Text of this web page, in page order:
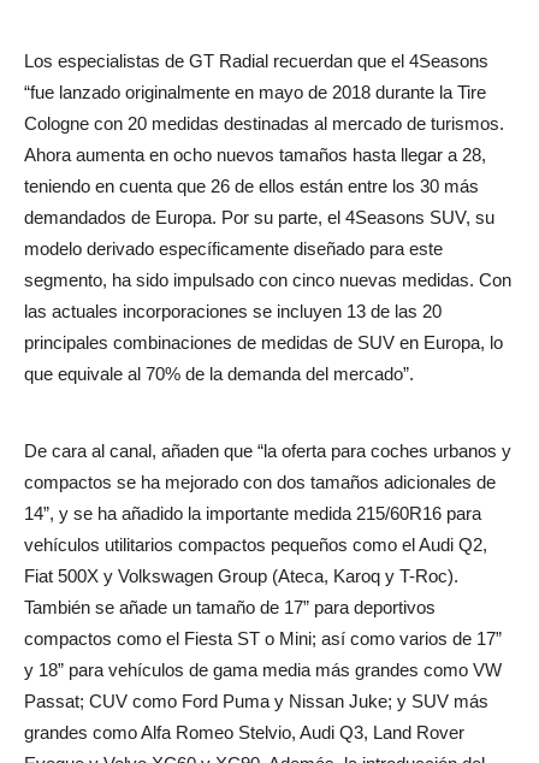
Los especialistas de GT Radial recuerdan que el 4Seasons
“fue lanzado originalmente en mayo de 2018 durante la Tire
Cologne con 20 medidas destinadas al mercado de turismos.
Ahora aumenta en ocho nuevos tamaños hasta llegar a 28,
teniendo en cuenta que 26 de ellos están entre los 30 más
demandados de Europa. Por su parte, el 4Seasons SUV, su
modelo derivado específicamente diseñado para este
segmento, ha sido impulsado con cinco nuevas medidas. Con
las actuales incorporaciones se incluyen 13 de las 20
principales combinaciones de medidas de SUV en Europa, lo
que equivale al 70% de la demanda del mercado”.
De cara al canal, añaden que “la oferta para coches urbanos y
compactos se ha mejorado con dos tamaños adicionales de
14”, y se ha añadido la importante medida 215/60R16 para
vehículos utilitarios compactos pequeños como el Audi Q2,
Fiat 500X y Volkswagen Group (Ateca, Karoq y T-Roc).
También se añade un tamaño de 17” para deportivos
compactos como el Fiesta ST o Mini; así como varios de 17”
y 18” para vehículos de gama media más grandes como VW
Passat; CUV como Ford Puma y Nissan Juke; y SUV más
grandes como Alfa Romeo Stelvio, Audi Q3, Land Rover